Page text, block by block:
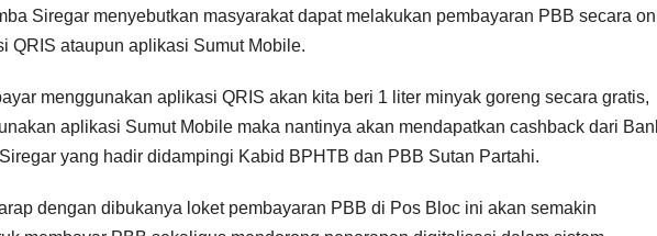
Siregar menyebutkan masyarakat dapat melakukan pembayaran PBB secara
QRIS ataupun aplikasi Sumut Mobile.
menggunakan aplikasi QRIS akan kita beri 1 liter minyak goreng secara gratis,
aplikasi Sumut Mobile maka nantinya akan mendapatkan cashback dari
yang hadir didampingi Kabid BPHTB dan PBB Sutan Partahi.
dengan dibukanya loket pembayaran PBB di Pos Bloc ini akan semakin